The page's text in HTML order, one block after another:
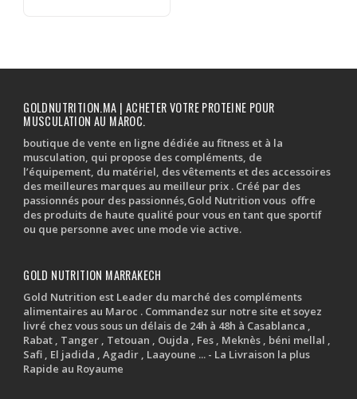
GOLDNUTRITION.MA | ACHETER VOTRE PROTEINE POUR
MUSCULATION AU MAROC.
boutique de vente en ligne dédiée au fitness et à la
musculation, qui propose des compléments, de
l’équipement, du matériel, des vêtements et des accessoires
des meilleures marques au meilleur prix . Créé par des
passionnés pour des passionnés,Gold Nutrition vous offre
des produits de haute qualité pour vous en tant que sportif
ou que personne avec une mode vie active.
GOLD NUTRITION MARRAKECH
Gold Nutrition est Leader du marché des compléments
alimentaires au Maroc . Commandez sur notre site et soyez
livré chez vous sous un délais de 24h à 48h à Casablanca ,
Rabat , Tanger , Tetouan , Oujda , Fes , Meknès , béni mellal ,
Safi , El jadida , Agadir , Laayoune ... - La Livraison la plus
Rapide au Royaume